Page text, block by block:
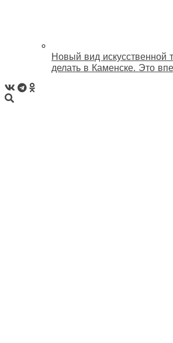
Новый вид искусственной
делать в Каменске. Это